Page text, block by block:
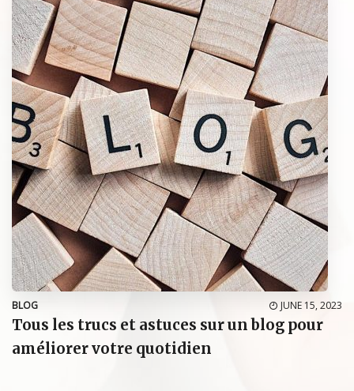
BLOG JUNE 15, 2023
Tous les trucs et astuces sur un blog pour
améliorer votre quotidien